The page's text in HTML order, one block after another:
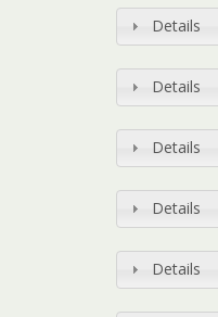
Details
Details
Details
Details
Details